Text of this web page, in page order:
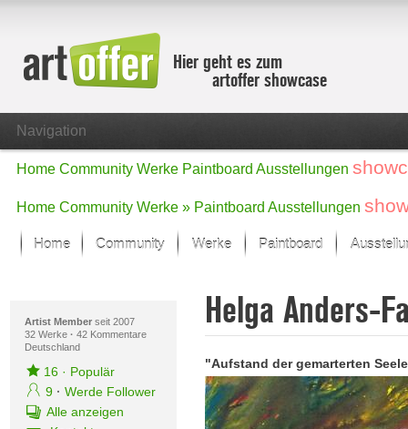
Hier geht es zum
artoffer showcase
Navigation
Home Community Werke Paintboard Ausstellungen
Home Community Werke » Paintboard Ausstellungen
Home Community Werke
Der letzte Monat im Fokus
Alle Fokus-Werke
Fokus-Werke
Neue Werke – Auswahl
Alle neuen Werke
Paintboard
Artist Memberseit 2007
32 Werke · 42 Kommentare
Deutschland
16· Populär
9 · Werde Follower
Alle anzeigen
Helga Anders-
"Aufstand der gemarterten